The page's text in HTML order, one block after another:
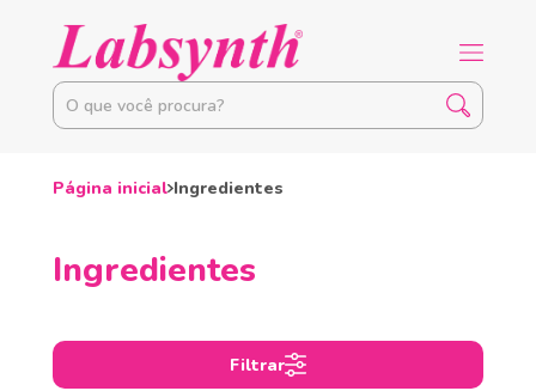
Página inicial Ingredientes
Ingredientes
Filtrar